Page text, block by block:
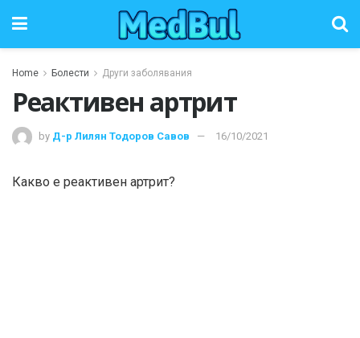
Home Болести Други заболявания
Реактивен артрит
by Д-р Лилян Тодоров Савов 16/10/2021
Какво е реактивен артрит?